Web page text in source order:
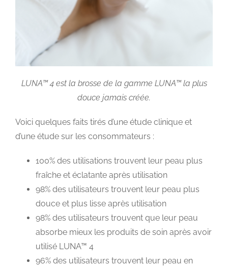
LUNA™ 4 est la brosse de la gamme LUNA™ la plus
douce jamais créée.
Voici quelques faits tirés d’une étude clinique et
d’une étude sur les consommateurs :
100% des utilisations trouvent leur peau plus
fraîche et éclatante après utilisation
98% des utilisateurs trouvent leur peau plus
douce et plus lisse après utilisation
98% des utilisateurs trouvent que leur peau
absorbe mieux les produits de soin après avoir
utilisé LUNA™ 4
96% des utilisateurs trouvent leur peau en